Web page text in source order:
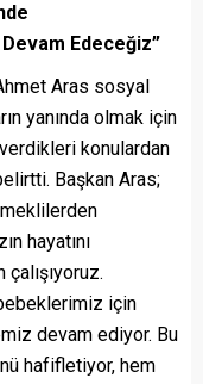
Devam Edeceğiz”
Aras sosyal
yanında olmak için
konulardan
Başkan Aras;
hayatını
için
devam ediyor. Bu
hafifletiyor, hem